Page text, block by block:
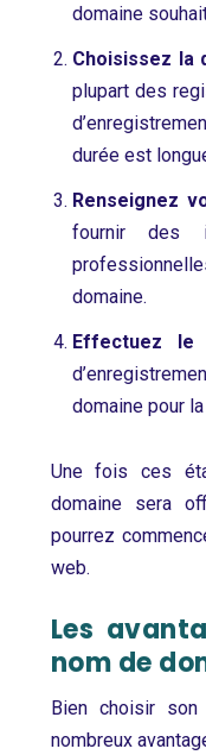
domaine
Choisissez la
plupart des
durée est
Renseignez
fournir des
domaine.
Effectuez le
domaine pour
Une fois ces
domaine sera
pourrez
web.
Les
nom de
Bien choisir
nombreux